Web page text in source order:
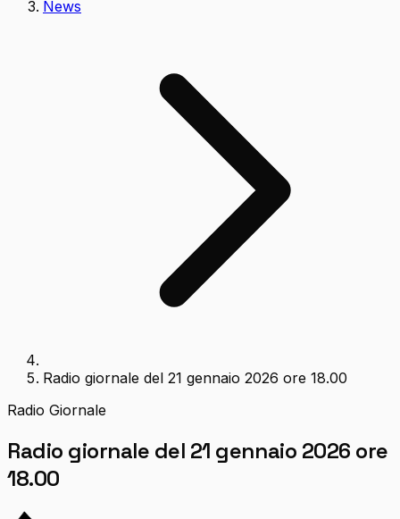
News
Radio giornale del 21 gennaio 2026 ore 18.00
Radio Giornale
Radio giornale del 21 gennaio 2026 ore
18.00